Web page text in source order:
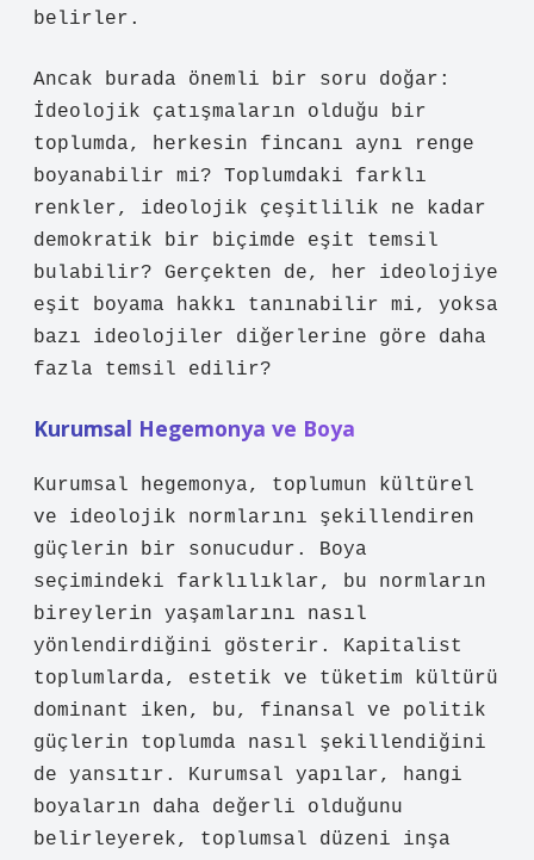
belirler.
Ancak burada önemli bir soru doğar:
İdeolojik çatışmaların olduğu bir
toplumda, herkesin fincanı aynı renge
boyanabilir mi? Toplumdaki farklı
renkler, ideolojik çeşitlilik ne kadar
demokratik bir biçimde eşit temsil
bulabilir? Gerçekten de, her ideolojiye
eşit boyama hakkı tanınabilir mi, yoksa
bazı ideolojiler diğerlerine göre daha
fazla temsil edilir?
Kurumsal Hegemonya ve Boya
Kurumsal hegemonya, toplumun kültürel
ve ideolojik normlarını şekillendiren
güçlerin bir sonucudur. Boya
seçimindeki farklılıklar, bu normların
bireylerin yaşamlarını nasıl
yönlendirdiğini gösterir. Kapitalist
toplumlarda, estetik ve tüketim kültürü
dominant iken, bu, finansal ve politik
güçlerin toplumda nasıl şekillendiğini
de yansıtır. Kurumsal yapılar, hangi
boyaların daha değerli olduğunu
belirleyerek, toplumsal düzeni inşa